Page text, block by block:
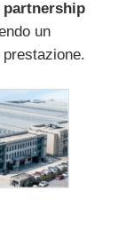
partnership
un